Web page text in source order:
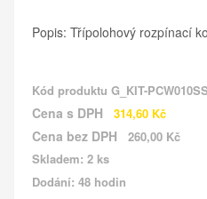
Popis: Třípolohový rozpínací
Kód produktu G_KIT-PCW010SS
Cena s DPH 314,60 Kč
Cena bez DPH
260,00 Kč
Skladem: 2 ks
Dodání: 48 hodin